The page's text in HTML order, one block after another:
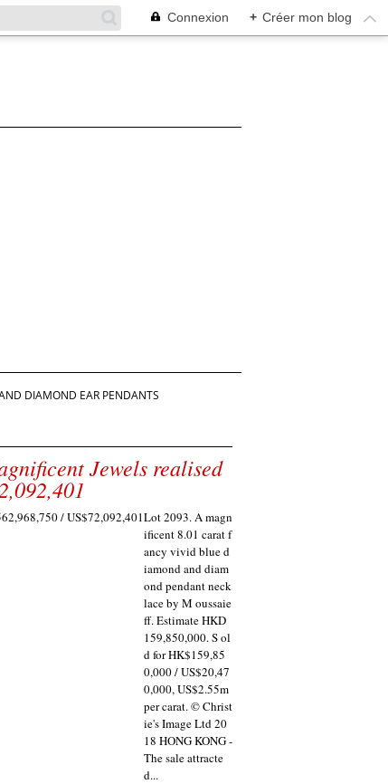
Connexion + Créer mon blog
DIAMOND EAR PENDANTS
Jewels realised
Lot 2093. A magn
ificent 8.01 carat f
ancy vivid blue d
iamond and diam
ond pendant neck
lace by M oussaie
ff. Estimate HKD
159,850,000. S ol
d for HK$159,85
0,000 / US$20,47
0,000, US$2.55m
per carat. © Christ
ie's Image Ltd 20
18 HONG KONG -
The sale attracte
d...